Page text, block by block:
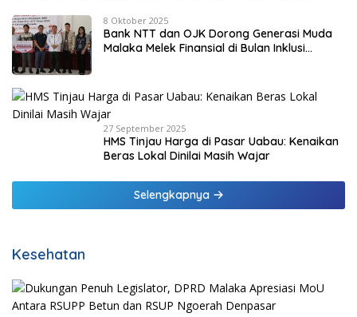
8 Oktober 2025
Bank NTT dan OJK Dorong Generasi Muda
Malaka Melek Finansial di Bulan Inklusi
27 September 2025
HMS Tinjau Harga di Pasar Uabau: Kenaikan
Beras Lokal Dinilai Masih Wajar
Selengkapnya
Kesehatan